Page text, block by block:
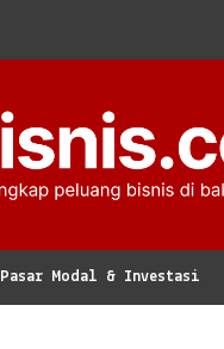
Pasar Modal & Investasi